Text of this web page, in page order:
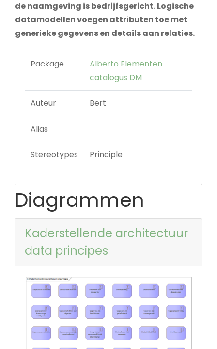
de naamgeving is bedrijfsgericht. Logische
datamodellen voegen attributen toe met
generieke gegevens en details aan relaties.
Package
Alberto Elementen
catalogus DM
Auteur Bert
Alias
Stereotypes Principle
Diagrammen
Kaderstellende architectuur
data principes